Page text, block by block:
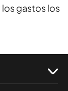
gastos los